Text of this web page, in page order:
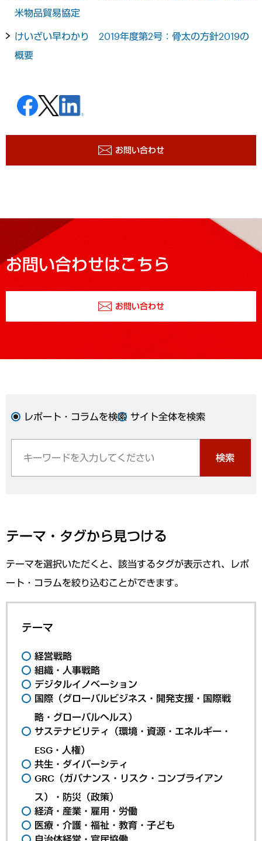
米物品貿易協定
けいざい早わかり 2019年度第2号：骨太の方針2019の
概要
お問い合わせ
お問い合わせはこちら
お問い合わせ
レポート・コラムを検索 サイト全体を検索
検索
テーマ・タグから見つける
テーマを選択いただくと、該当するタグが表示され、レポ
ート・コラムを絞り込むことができます。
テーマ
経営戦略
組織・人事戦略
デジタルイノベーション
国際（グローバルビジネス・開発支援・国際戦
略・グローバルヘルス）
サステナビリティ（環境・資源・エネルギー・
ESG・人権）
共生・ダイバーシティ
GRC（ガバナンス・リスク・コンプライアン
ス）・防災（政策）
経済・産業・雇用・労働
医療・介護・福祉・教育・子ども